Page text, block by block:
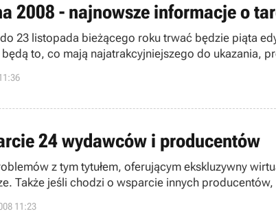
2008 - najnowsze informacje o
23 listopada bieżącego roku trwać będzie piąta
to, co mają najatrakcyjniejszego do ukazania,
Targi Poznańskie, zaoferują wraz z
24 wydawców i producentów
z tym tytułem, oferującym ekskluzywny
Także jeśli chodzi o wsparcie innych
11:23